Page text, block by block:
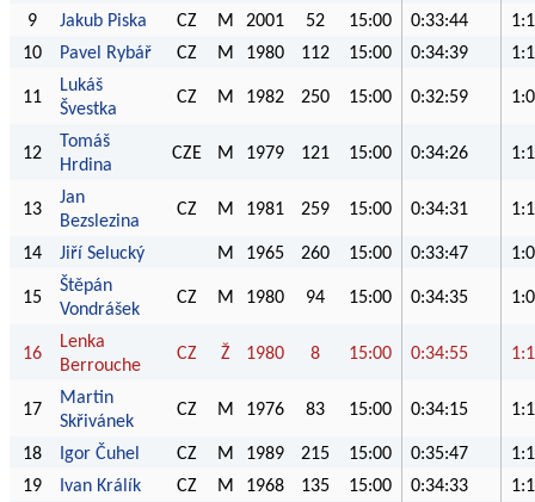
9 Jakub Piska CZ M 2001 52 15:00 0:33:44
10
Pavel Rybář CZ M 1980 112 15:00 0:34:39
11
Lukáš
Švestka
CZ M 1982 250 15:00 0:32:59
12
Tomáš
Hrdina
CZE M 1979 121 15:00 0:34:26
13
Jan
Bezslezina
CZ M 1981 259 15:00 0:34:31
14 Jiří Selucký M 1965 260 15:00 0:33:47
15
Štěpán
Vondrášek
CZ M 1980 94 15:00 0:34:35
16
Lenka
Berrouche
CZ Ž 1980 8 15:00 0:34:55
17
Martin
Skřivánek
CZ M 1976 83 15:00 0:34:15
18 Igor Čuhel CZ M 1989 215 15:00 0:35:47
19
Ivan Králík CZ M 1968 135 15:00 0:34:33